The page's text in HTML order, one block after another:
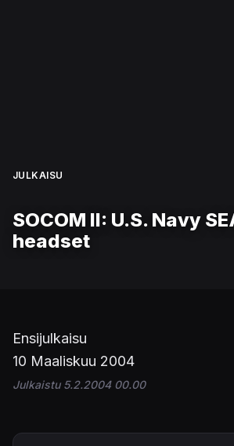
JULKAISU
SOCOM II: U.S. Navy
headset
Ensijulkaisu
10 Maaliskuu 2004
Julkaistu 5.2.2004 00.00